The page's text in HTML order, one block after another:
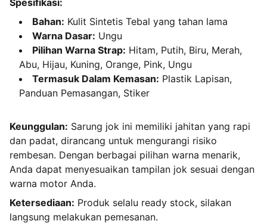
Spesifikasi:
Bahan: Kulit Sintetis Tebal yang tahan lama
Warna Dasar: Ungu
Pilihan Warna Strap: Hitam, Putih, Biru, Merah,
Abu, Hijau, Kuning, Orange, Pink, Ungu
Termasuk Dalam Kemasan: Plastik Lapisan,
Panduan Pemasangan, Stiker
Keunggulan: Sarung jok ini memiliki jahitan yang rapi
dan padat, dirancang untuk mengurangi risiko
rembesan. Dengan berbagai pilihan warna menarik,
Anda dapat menyesuaikan tampilan jok sesuai dengan
warna motor Anda.
Ketersediaan: Produk selalu ready stock, silakan
langsung melakukan pemesanan.